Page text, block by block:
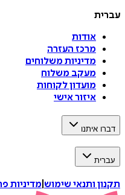
עברית
אודות
מרכז העזרה
מדיניות משלוחים
מעקב משלוח
מועדון לקוחות
איזור אישי
דברו איתנו
עברית
תקנון ותנאי שימוש מדיניות